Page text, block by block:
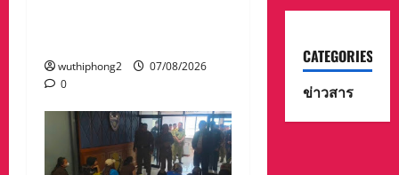
wuthiphong2
07/08/2026
0
CATEGORIES
ข่าวสาร